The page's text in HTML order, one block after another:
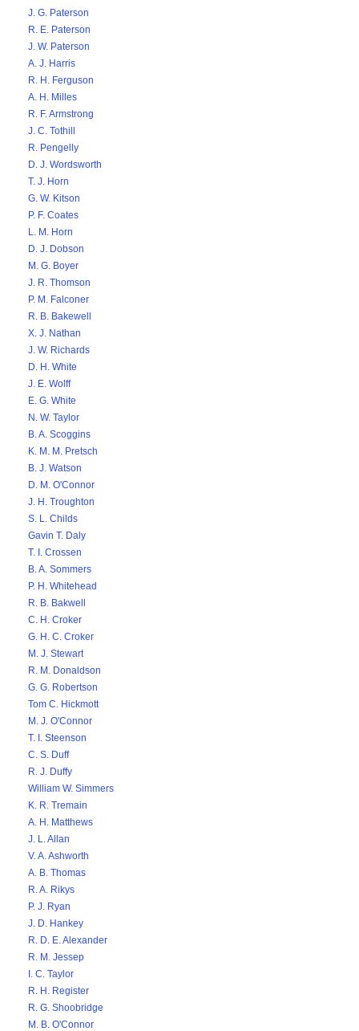
J. G. Paterson
R. E. Paterson
J. W. Paterson
A. J. Harris
R. H. Ferguson
A. H. Milles
R. F. Armstrong
J. C. Tothill
R. Pengelly
D. J. Wordsworth
T. J. Horn
G. W. Kitson
P. F. Coates
L. M. Horn
D. J. Dobson
M. G. Boyer
J. R. Thomson
P. M. Falconer
R. B. Bakewell
X. J. Nathan
J. W. Richards
D. H. White
J. E. Wolff
E. G. White
N. W. Taylor
B. A. Scoggins
K. M. M. Pretsch
B. J. Watson
D. M. O'Connor
J. H. Troughton
S. L. Childs
Gavin T. Daly
T. I. Crossen
B. A. Sommers
P. H. Whitehead
R. B. Bakwell
C. H. Croker
G. H. C. Croker
M. J. Stewart
R. M. Donaldson
G. G. Robertson
Tom C. Hickmott
M. J. O'Connor
T. I. Steenson
C. S. Duff
R. J. Duffy
William W. Simmers
K. R. Tremain
A. H. Matthews
J. L. Allan
V. A. Ashworth
A. B. Thomas
R. A. Rikys
P. J. Ryan
J. D. Hankey
R. D. E. Alexander
R. M. Jessep
I. C. Taylor
R. H. Register
R. G. Shoobridge
M. B. O'Connor